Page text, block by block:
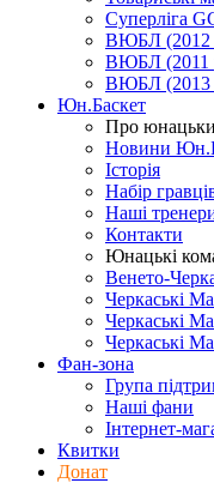
Суперліга
ВЮБЛ (2012
ВЮБЛ (2011
ВЮБЛ (2013
Юн.Баскет
Про
Новини
Історія
Набір
Наші
Контакти
Юнацькі
Венето-
Черкаські
Черкаські
Черкаські
Фан-зона
Група
Наші фани
Інтернет-
Квитки
Донат